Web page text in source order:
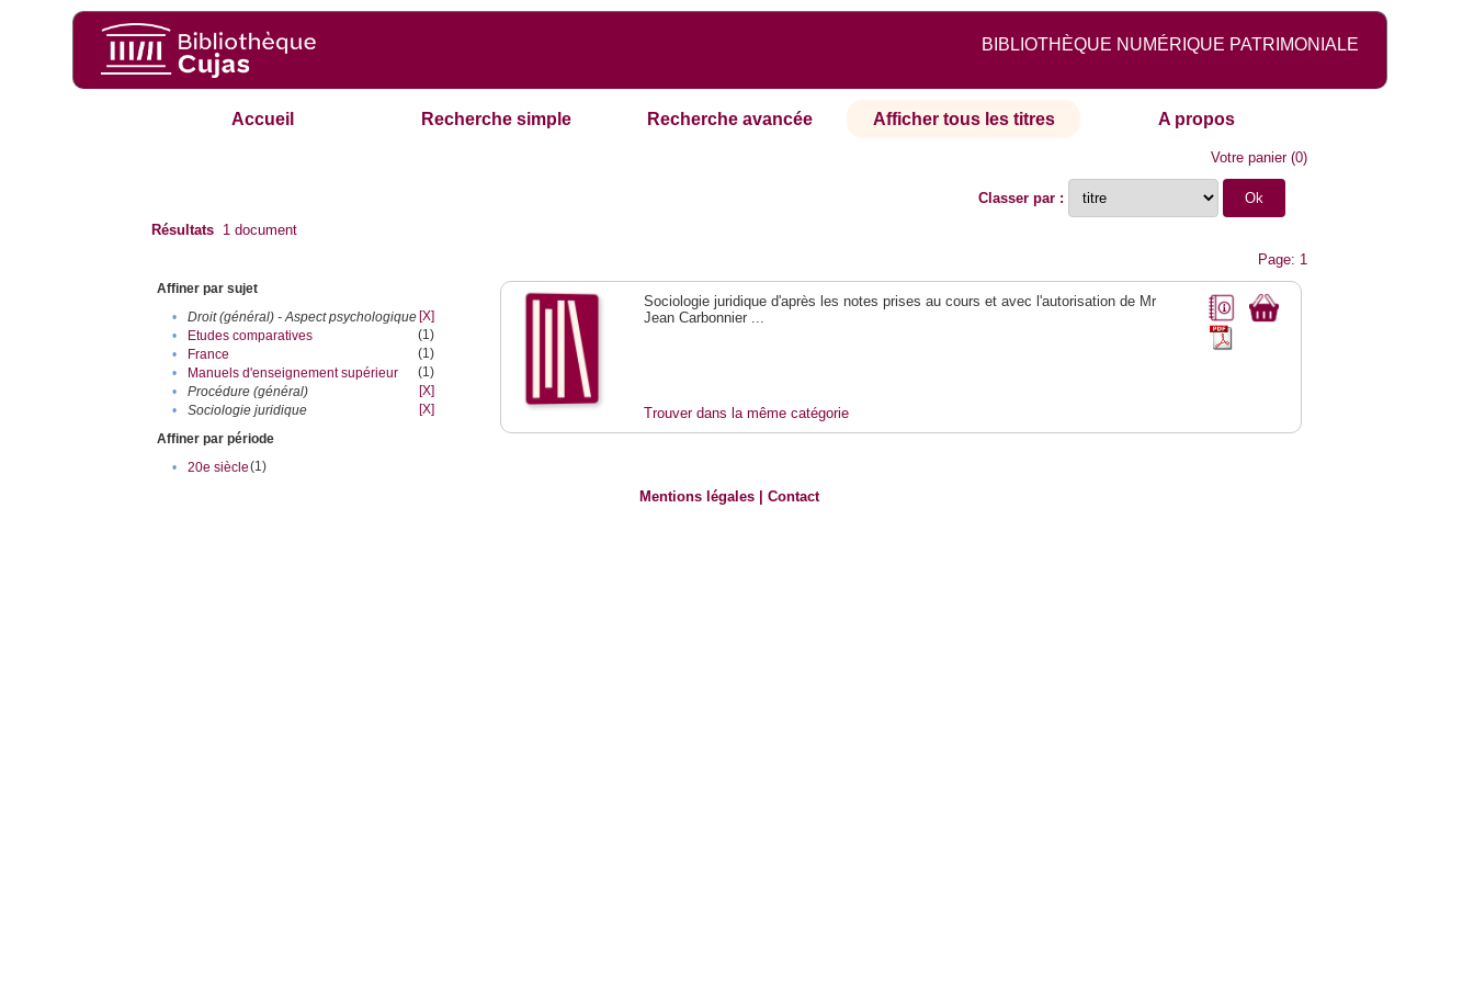
BIBLIOTHÈQUE NUMÉRIQUE PATRIMONIALE
Accueil Recherche simple Recherche avancée Afficher tous les titres A propos
Votre panier(0)
Classer par :
Résultats 1 document
Page: 1
Affiner par sujet
•
Droit (général) - Aspect psychologique [X]
•
Etudes comparatives
(1)
•
France
(1)
•
Manuels d'enseignement supérieur
(1)
•
Procédure (général)
[X]
•
Sociologie juridique
[X]
Affiner par période
•
20e siècle(1)
Sociologie juridique d'après les notes prises au cours et avec l'autorisation de Mr
Jean Carbonnier ...
Trouver dans la même catégorie
Mentions légales |Contact